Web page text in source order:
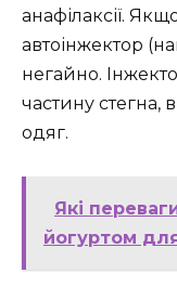
анафілаксії.
автоінжектор
негайно.
частину стегна,
одяг.
Які
йогуртом